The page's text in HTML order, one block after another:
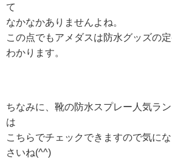
て
なかなかありませんよね。
この点でもアメダスは防水グッズの
わかります。
ちなみに、靴の防水スプレー人気ラン
は
こちらでチェックできますので気に
さいね(^^)